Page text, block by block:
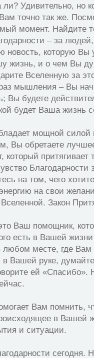
ли? Удивительно, но
точно так же.
момент. Найдите
– за
которую Вы
жизнь, и о чем Вы
Вселенную за
мышления – Вы
Вы будете
будет Ваша жизнь
мощной силой
Вы обретаете
который притягивает
Благодарности
на том, чего
на свои
Закон
Ваш помощник,
есть в Вашей
любом месте, где
в Вашей руке,
ей «Спасибо».
Вам помнить,
в Вашей
и ситуации.
сегодня.